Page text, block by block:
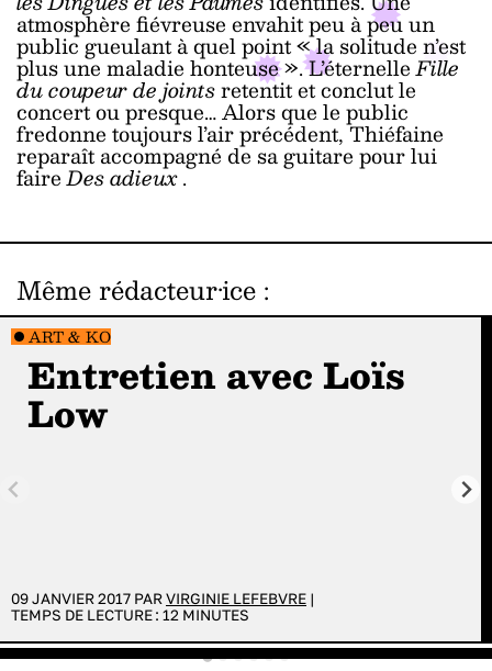
atmosphère fiévreuse envahit peu à peu un
public gueulant à quel point « la solitude n’est
plus une maladie honteuse ». L’éternelleFille
du coupeur de jointsretentit et conclut le
concert ou presque… Alors que le public
fredonne toujours l’air précédent, Thiéfaine
reparaît accompagné de sa guitare pour lui
faireDes adieux.
Même rédacteur·ice :
ART & KO
Entretien avec Loïs
Low
09 JANVIER 2017 PARVIRGINIE LEFEBVRE |
TEMPS DE LECTURE : 12 MINUTES